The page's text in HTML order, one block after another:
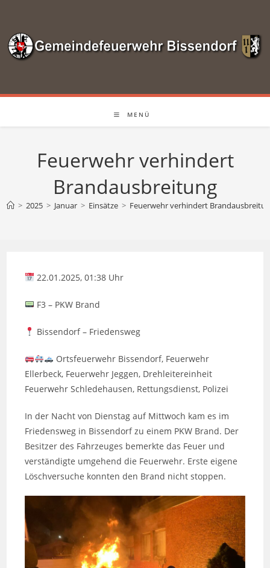
springen
MENÜ
Feuerwehr verhindert
Brandausbreitung
> 2025 > Januar > Einsätze > Feuerwehr verhindert
22.01.2025, 01:38 Uhr
F3 – PKW Brand
Bissendorf – Friedensweg
Ortsfeuerwehr Bissendorf, Feuerwehr
Ellerbeck, Feuerwehr Jeggen, Drehleitereinheit
Feuerwehr Schledehausen, Rettungsdienst, Polizei
In der Nacht von Dienstag auf Mittwoch kam es im
Friedensweg in Bissendorf zu einem PKW Brand. Der
Besitzer des Fahrzeuges bemerkte das Feuer und
verständigte umgehend die Feuerwehr. Erste eigene
Löschversuche konnten den Brand nicht stoppen.